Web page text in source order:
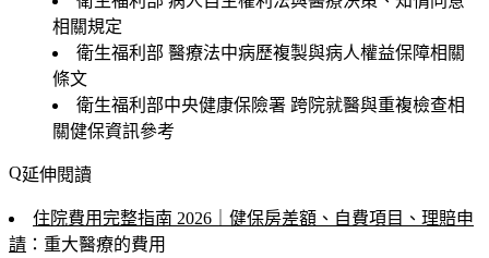
相關規定
衛生福利部 醫療法中病歷複製與病人權益保障相關
條文
衛生福利部中央健康保險署 跨院就醫與重複檢查相
關健保資訊參考
延伸閱讀
住院費用完整指南 2026｜健保房差額、自費項目、理賠申
請 ：重大醫療的費用